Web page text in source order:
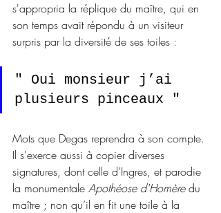
s'appropria la réplique du maître, qui en
son temps avait répondu à un visiteur
surpris par la diversité de ses toiles :
" Oui monsieur j’ai
plusieurs pinceaux "
Mots que Degas reprendra à son compte.
Il s'exerce aussi à copier diverses
signatures, dont celle d’Ingres, et parodie
la monumentale Apothéose d'Homère du
maître ; non qu’il en fit une toile à la